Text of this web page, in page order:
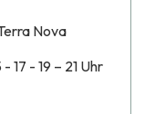
Nova
17 - 19 – 21 Uhr